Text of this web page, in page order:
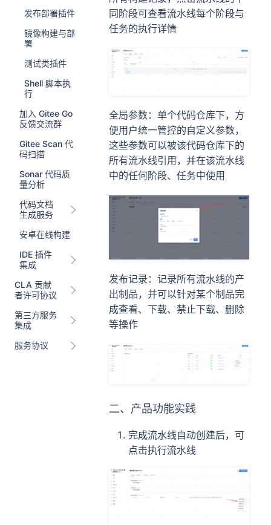
发布部署插件
镜像构建与部
署
测试类插件
Shell 脚本执
行
加入 Gitee Go
反馈交流群
Gitee Scan 代
码扫描
Sonar 代码质
量分析
代码文档
生成服务
安卓在线构建
IDE 插件
集成
CLA 贡献
者许可协议
第三方服务
集成
服务协议
同阶段可查看流水线每个阶段与
任务的执行详情
全局参数：单个代码仓库下，方
便用户统一管控的自定义参数，
这些参数可以被该代码仓库下的
所有流水线引用，并在该流水线
中的任何阶段、任务中使用
发布记录：记录所有流水线的产
出制品，并可以针对某个制品完
成查看、下载、禁止下载、删除
等操作
二、产品功能实践
完成流水线自动创建后，可
点击执行流水线